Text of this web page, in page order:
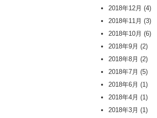
2018年12月 (4)
2018年11月 (3)
2018年10月 (6)
2018年9月 (2)
2018年8月 (2)
2018年7月 (5)
2018年6月 (1)
2018年4月 (1)
2018年3月 (1)